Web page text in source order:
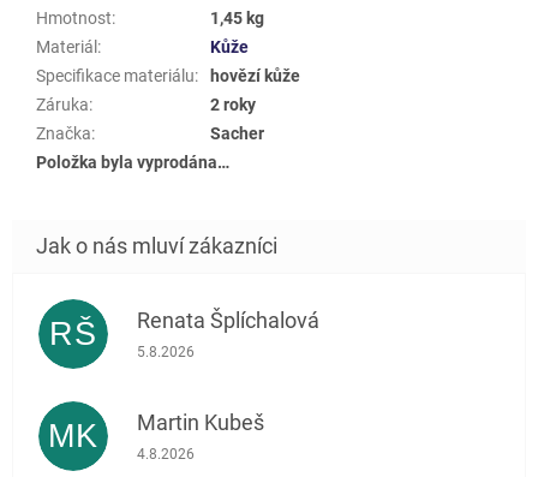
Hmotnost:
1,45 kg
Materiál:
Kůže
Specifikace materiálu:
hovězí kůže
Záruka:
2 roky
Značka:
Sacher
Položka byla vyprodána…
RŠ Renata Šplíchalová
Hodnocení obchodu je 5 z 5 hvězdiček.
5.8.2026
MK Martin Kubeš
Hodnocení obchodu je 5 z 5 hvězdiček.
4.8.2026